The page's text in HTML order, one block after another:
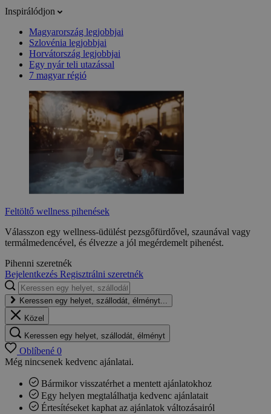
Inspirálódjon
Magyarország legjobbjai
Szlovénia legjobbjai
Horvátország legjobbjai
Egy nyár teli utazással
7 magyar régió
Feltöltő wellness pihenések
Válasszon egy wellness-üdülést pezsgőfürdővel, szaunával vagy
termálmedencével, és élvezze a jól megérdemelt pihenést.
Pihenni szeretnék
Bejelentkezés Regisztrálni szeretnék
Keressen egy helyet, szállodát, élményt...
Közel
Keressen egy helyet, szállodát, élményt
Oblíbené 0
Még nincsenek kedvenc ajánlatai.
Bármikor visszatérhet a mentett ajánlatokhoz
Egy helyen megtalálhatja kedvenc ajánlatait
Értesítéseket kaphat az ajánlatok változásairól